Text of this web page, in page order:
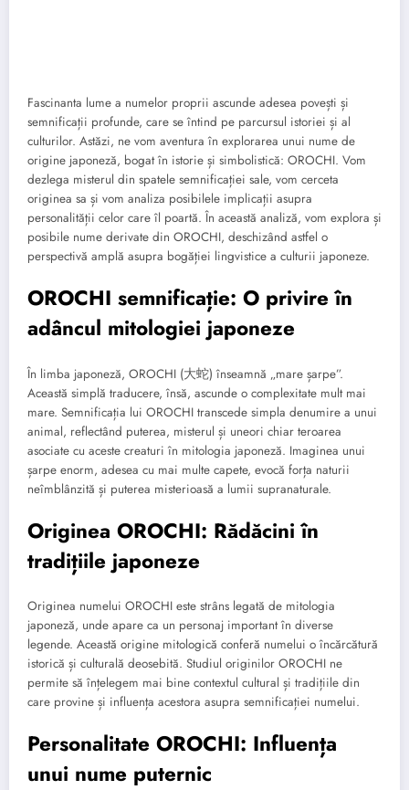
Fascinanta lume a numelor proprii ascunde adesea povești și
semnificații profunde, care se întind pe parcursul istoriei și al
culturilor. Astăzi, ne vom aventura în explorarea unui nume de
origine japoneză, bogat în istorie și simbolistică: OROCHI. Vom
dezlega misterul din spatele semnificației sale, vom cerceta
originea sa și vom analiza posibilele implicații asupra
personalității celor care îl poartă. În această analiză, vom explora și
posibile nume derivate din OROCHI, deschizând astfel o
perspectivă amplă asupra bogăției lingvistice a culturii japoneze.
OROCHI semnificație: O privire în
adâncul mitologiei japoneze
În limba japoneză, OROCHI (大蛇) înseamnă „mare șarpe”.
Această simplă traducere, însă, ascunde o complexitate mult mai
mare. Semnificația lui OROCHI transcede simpla denumire a unui
animal, reflectând puterea, misterul și uneori chiar teroarea
asociate cu aceste creaturi în mitologia japoneză. Imaginea unui
șarpe enorm, adesea cu mai multe capete, evocă forța naturii
neîmblânzită și puterea misterioasă a lumii supranaturale.
Originea OROCHI: Rădăcini în
tradițiile japoneze
Originea numelui OROCHI este strâns legată de mitologia
japoneză, unde apare ca un personaj important în diverse
legende. Această origine mitologică conferă numelui o încărcătură
istorică și culturală deosebită. Studiul originilor OROCHI ne
permite să înțelegem mai bine contextul cultural și tradițiile din
care provine și influența acestora asupra semnificației numelui.
Personalitate OROCHI: Influența
unui nume puternic